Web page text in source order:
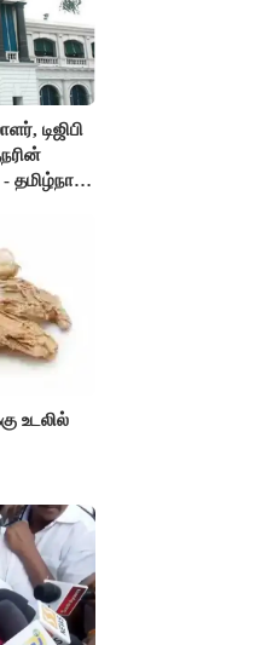
டிஜிபி
தமிழ்நாடு
உடலில்